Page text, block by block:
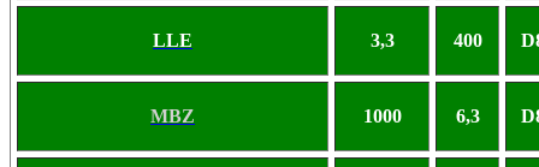
LLE 3,3 400
MBZ 1000 6,3